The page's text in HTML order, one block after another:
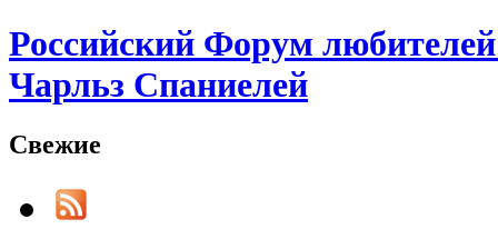
Российский Форум
Чарльз Спаниелей
Свежие